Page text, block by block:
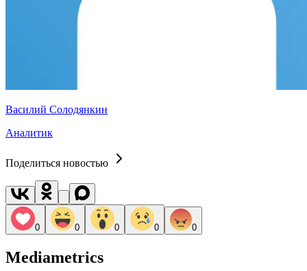
Василий Солодянкин
Аналитик
Поделиться новостью
0 0 0 0 0
Mediametrics